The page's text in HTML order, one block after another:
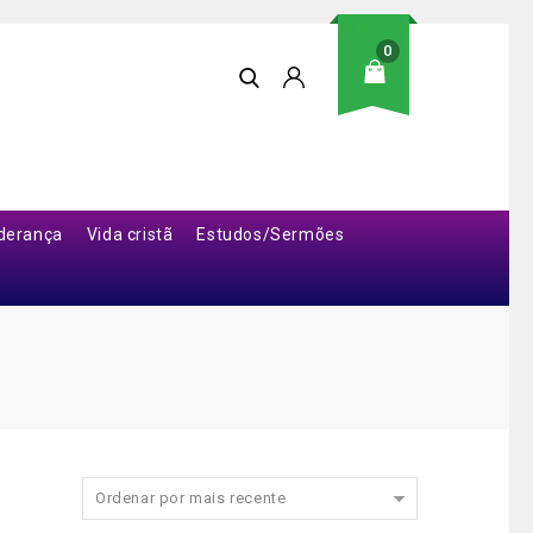
0
Vida cristã Estudos/Sermões
Ordenar por mais recente